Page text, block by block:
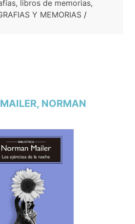
libros de memorias,
Y MEMORIAS /
NORMAN